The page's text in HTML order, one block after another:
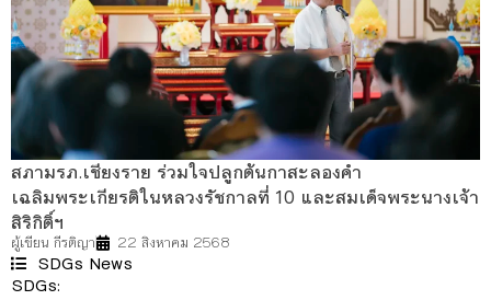
สภามรภ.เชียงราย ร่วมใจปลูกต้นกาสะลองคำ
เฉลิมพระเกียรติในหลวงรัชกาลที่ 10 และสมเด็จพระนางเจ้า
สิริกิติ์ฯ
ผู้เขียน กีรติญา 22 สิงหาคม 2568
SDGs News
SDGs: